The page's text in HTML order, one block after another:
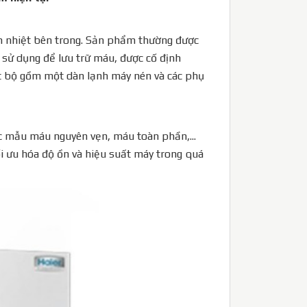
nhiệt bên trong. Sản phẩm thường được
dụng để lưu trữ máu, được cố định
gồm một dàn lạnh máy nén và các phụ
máu nguyên vẹn, máu toàn phần,...
hóa độ ồn và hiệu suất máy trong quá